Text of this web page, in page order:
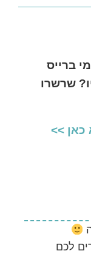
ברייס
שרשרו
כאן >>
לכם